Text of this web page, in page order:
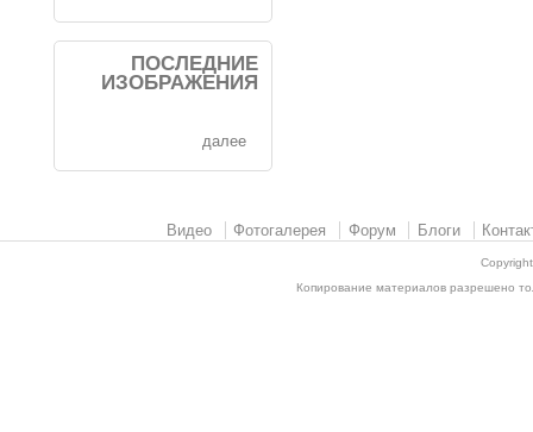
ПОСЛЕДНИЕ
ИЗОБРАЖЕНИЯ
далее
Видео Фотогалерея Форум Блоги
Копирование материалов разрешено